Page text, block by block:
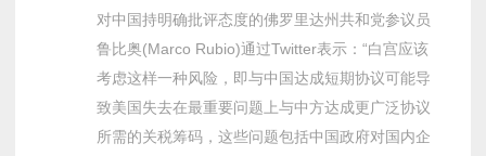
对中国持明确批评态度的佛罗里达州共和党参议员
鲁比奥(Marco Rubio)通过Twitter表示：“白宫应该
考虑这样一种风险，即与中国达成短期协议可能导
致美国失去在最重要问题上与中方达成更广泛协议
所需的关税筹码，这些问题包括中国政府对国内企